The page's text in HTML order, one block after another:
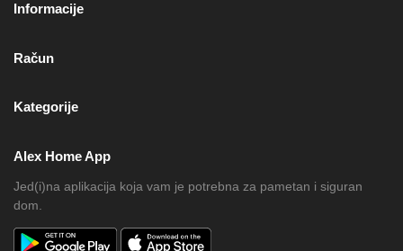
Informacije
Račun
Kategorije
Alex Home App
Jed(i)na aplikacija koja vam je potrebna za pametan i siguran
dom.